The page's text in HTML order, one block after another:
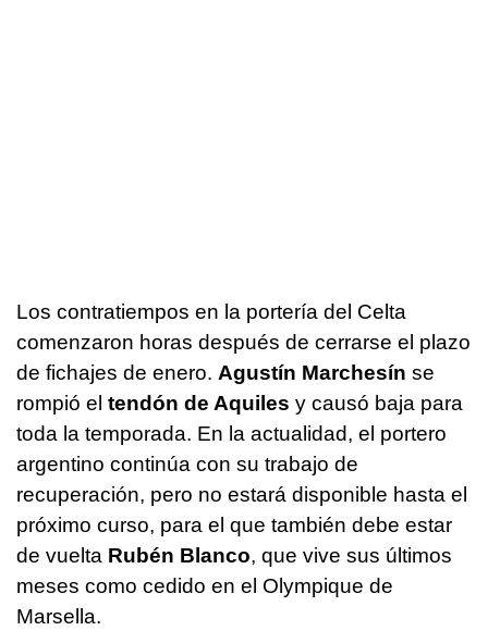
Los contratiempos en la portería del Celta
comenzaron horas después de cerrarse el plazo
de fichajes de enero. Agustín Marchesín se
rompió el tendón de Aquiles y causó baja para
toda la temporada. En la actualidad, el portero
argentino continúa con su trabajo de
recuperación, pero no estará disponible hasta el
próximo curso, para el que también debe estar
de vuelta Rubén Blanco, que vive sus últimos
meses como cedido en el Olympique de
Marsella.